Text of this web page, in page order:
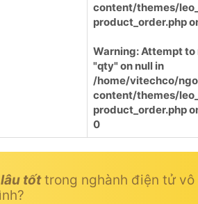
content/themes/
product_order.php
Warning: Attempt
"qty" on null in
/home/vitechco/
content/themes/
product_order.php
0
tốttrong nghành điện tử vô